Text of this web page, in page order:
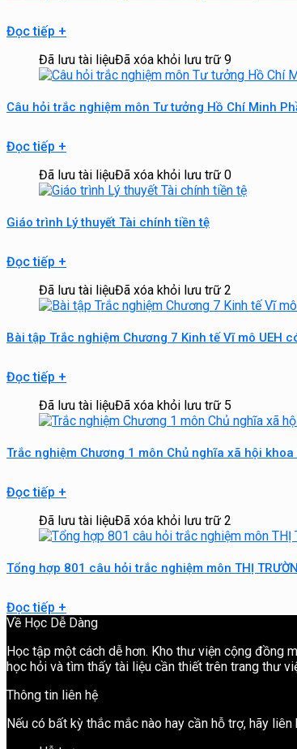
Đọc tiếp +
Đã lưu tài liệuĐã xóa khỏi lưu trữ 9
Câu hỏi trắc nghiệm môn Tư tưởng Hồ Chí Minh
Đọc tiếp +
Đã lưu tài liệuĐã xóa khỏi lưu trữ 0
Giáo trình Lý thuyết Tài chính tiền tệ
Đọc tiếp +
Đã lưu tài liệuĐã xóa khỏi lưu trữ 2
Bài tập Trắc nghiệm Chương 7 Kinh tế Vĩ mô UEH
Đọc tiếp +
Đã lưu tài liệuĐã xóa khỏi lưu trữ 5
Trắc nghiệm Chương 1 môn Chủ nghĩa xã hội
Đọc tiếp +
Đã lưu tài liệuĐã xóa khỏi lưu trữ 2
Tổng hợp 801 câu hỏi trắc nghiệm môn THỊ
Đọc tiếp +
Về Học Dễ Dàng
Học tập một cách dễ hơn. Kho thư viện cộng đồng
học hỏi và tìm thấy tài liệu cần thiết trên trang thư
Thông tin liên hệ
Nếu có bất kỳ thắc mắc nào hay cần hỗ trợ, hãy